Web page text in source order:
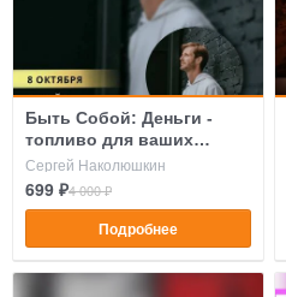
Быть Собой: Деньги -
топливо для ваших
приключений
Сергей Наколюшкин
699 ₽4 000 ₽
Подробнее